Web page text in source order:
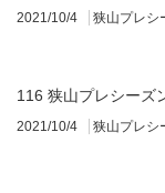
2021/10/4 狭山プレシ
116 狭山プレシーズ
2021/10/4 狭山プレシ